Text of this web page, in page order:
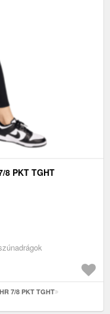
8 PKT TGHT
7/8 PKT TGHT